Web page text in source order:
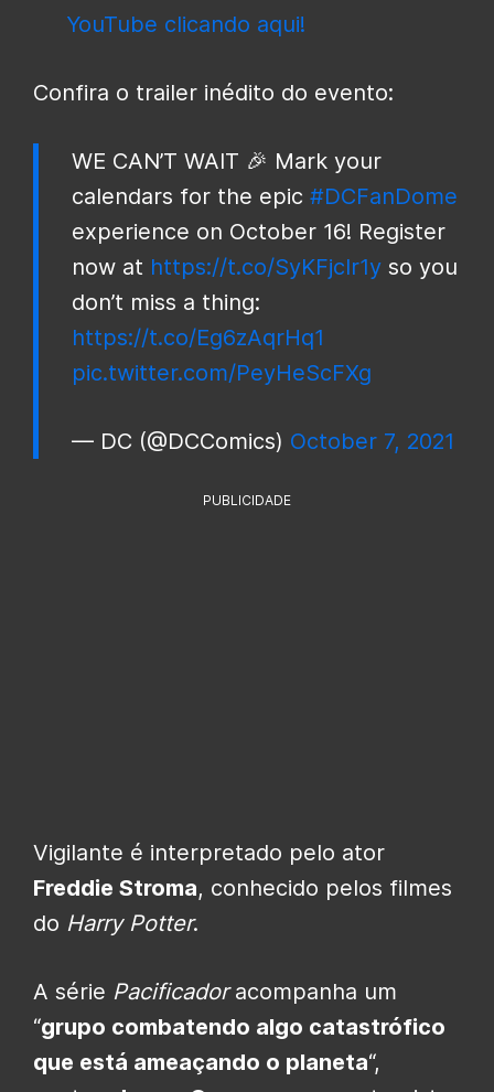
YouTube clicando aqui!
Confira o trailer inédito do evento:
WE CAN’T WAIT 🎉 Mark your
calendars for the epic #DCFanDome
experience on October 16! Register
now at https://t.co/SyKFjcIr1y so you
don’t miss a thing:
https://t.co/Eg6zAqrHq1
pic.twitter.com/PeyHeScFXg
— DC (@DCComics) October 7, 2021
PUBLICIDADE
Vigilante é interpretado pelo ator
Freddie Stroma, conhecido pelos filmes
do Harry Potter.
A série Pacificadoracompanha um
“grupo combatendo algo catastrófico
que está ameaçando o planeta“,